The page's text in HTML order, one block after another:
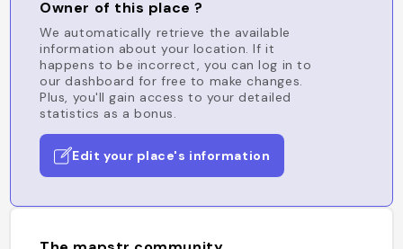
Owner of this place ?
We automatically retrieve the available
information about your location. If it
happens to be incorrect, you can log in to
our dashboard for free to make changes.
Plus, you'll gain access to your detailed
statistics as a bonus.
Edit your place's information